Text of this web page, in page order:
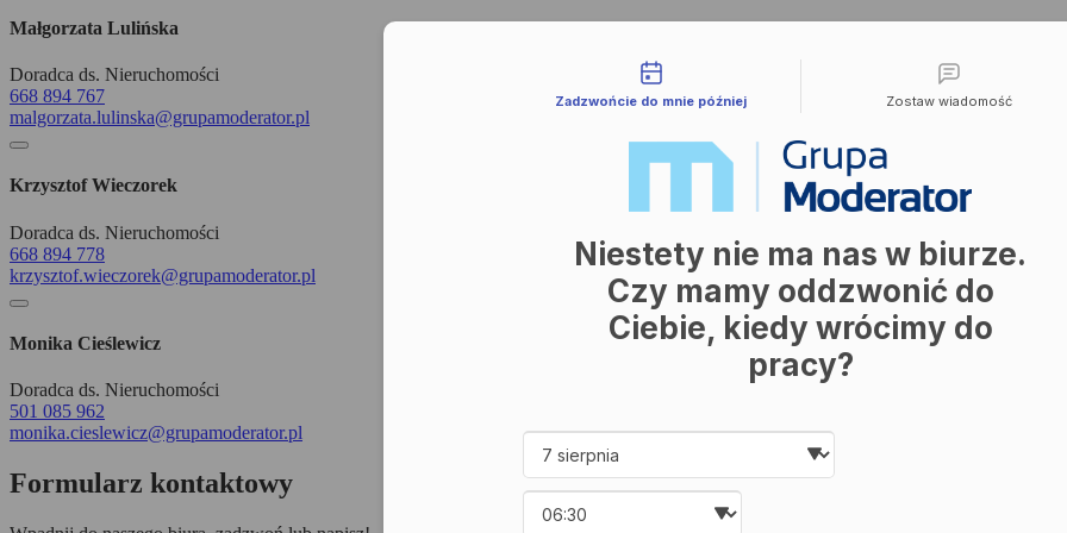
Małgorzata Lulińska
Doradca ds. Nieruchomości
668 894 767
malgorzata.lulinska@grupamoderator.pl
Krzysztof Wieczorek
Doradca ds. Nieruchomości
668 894 778
krzysztof.wieczorek@grupamoderator.pl
Monika Cieślewicz
Doradca ds. Nieruchomości
501 085 962
monika.cieslewicz@grupamoderator.pl
Formularz kontaktowy
Możliwości kontaktu
Zadzwońcie do mnie później Zostaw wiadomość
Niestety nie ma nas w biurze.
Czy mamy oddzwonić do
Ciebie, kiedy wrócimy do
pracy?
Date and time slection for
Wybierz datę